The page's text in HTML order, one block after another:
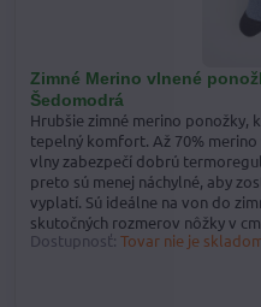
Zimné Merino vlnené
Šedomodrá
Hrubšie zimné merino ponožky,
tepelný komfort. Až 70%
vlny zabezpečí dobrú
preto sú menej náchylné, aby
vyplatí. Sú ideálne na von do
skutočných rozmerov nôžky v
Dostupnosť: Tovar nie je